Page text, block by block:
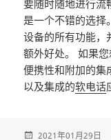
要随时随地进行流
是一个不错的选择
设备的所有功能，
额外好处。 如果
便携性和附加的集
以及集成的软电话
2021年01月29日